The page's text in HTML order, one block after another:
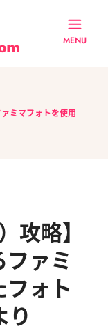
MENU
ミマフォトを使用
攻略】
ァミ
ォト
り